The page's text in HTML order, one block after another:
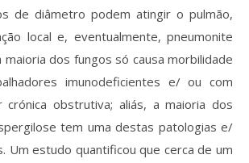
de diâmetro podem atingir o pulmão,
local e, eventualmente, pneumonite
maioria dos fungos só causa morbilidade
imunodeficientes e/ ou com
crónica obstrutiva; aliás, a maioria dos
tem uma destas patologias e/
Um estudo quantificou que cerca de um